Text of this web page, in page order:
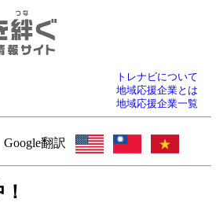
トレナビについて
地域応援企業とは
地域応援企業一覧
Google翻訳